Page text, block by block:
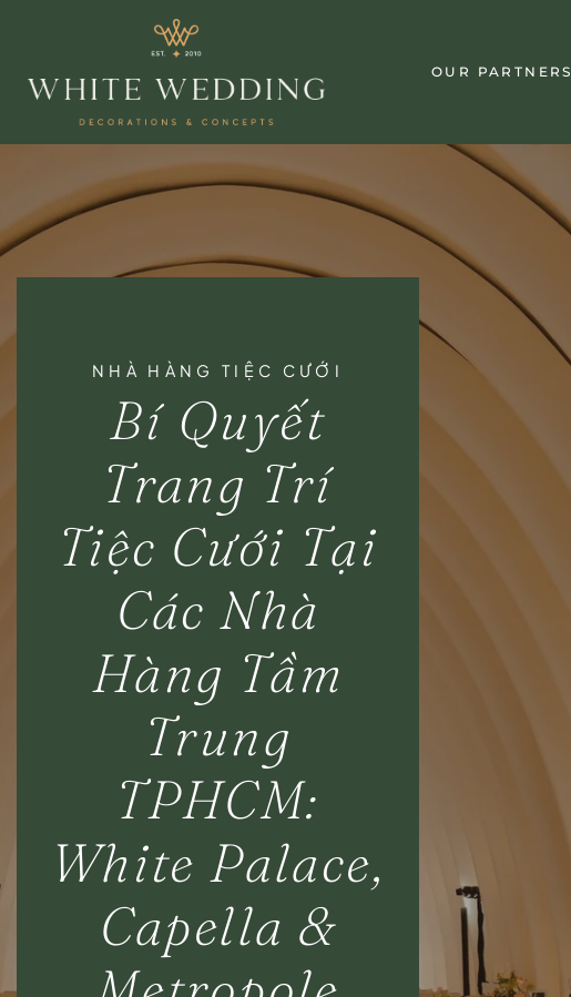
OUR PARTNERS
NHÀ HÀNG TIỆC CƯỚI
Bí Quyết
Trang Trí
Tiệc Cưới Tại
Các Nhà
Hàng Tầm
Trung
TPHCM:
White Palace,
Capella &